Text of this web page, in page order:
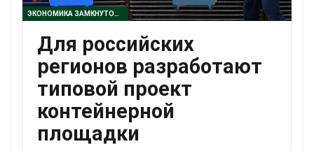
ЭКОНОМИКА ЗАМКНУТОГО ЦИКЛА
Для российских
регионов разработают
типовой проект
контейнерной
площадки